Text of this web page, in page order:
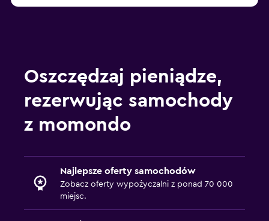
Oszczędzaj pieniądze,
rezerwując samochody
z momondo
Najlepsze oferty samochodów
Zobacz oferty wypożyczalni z ponad 70 000
miejsc.